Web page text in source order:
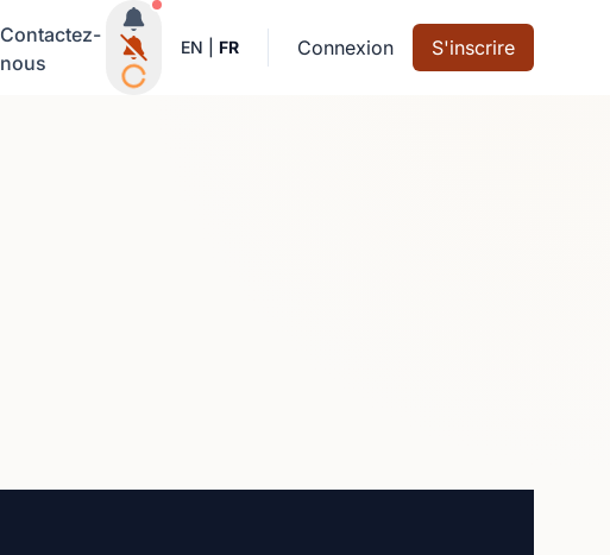
Contactez-
nous
Notifications actives
EN FR Connexion S'inscrire